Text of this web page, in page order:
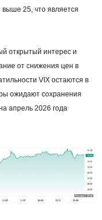
25, что является
открытый интерес и
от снижения цен в
VIX остаются в
ожидают сохранения
апрель 2026 года